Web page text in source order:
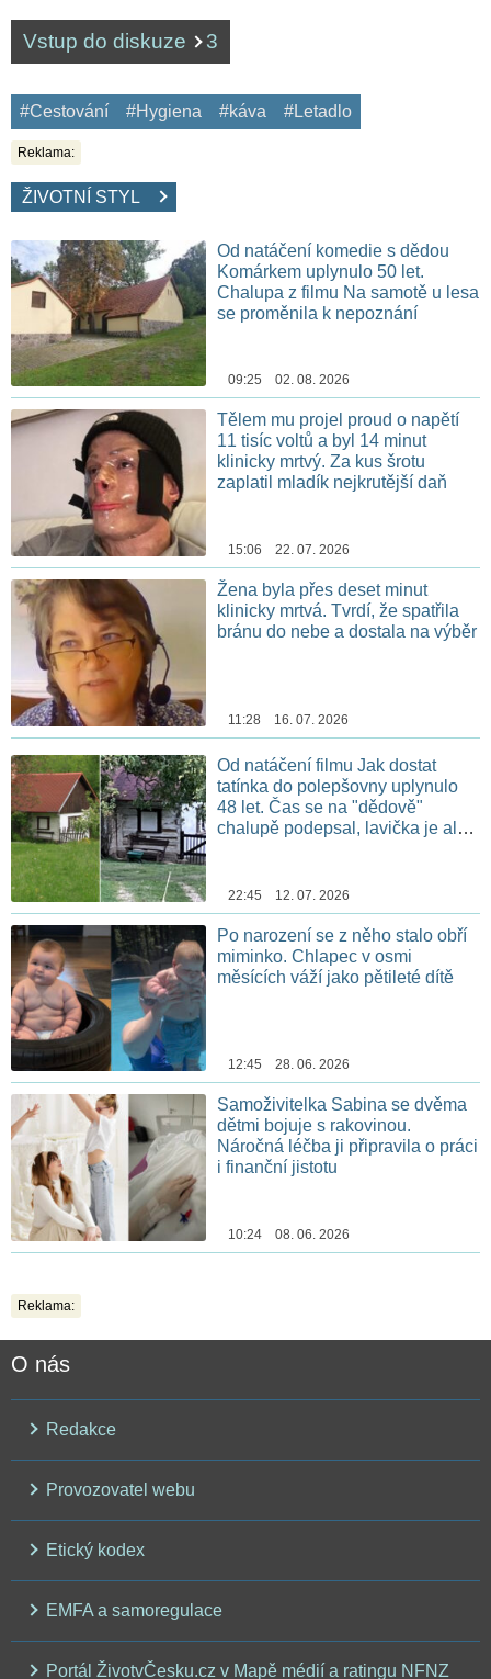
Vstup do diskuze 3
#Cestování #Hygiena #káva #Letadlo
Reklama:
ŽIVOTNÍ STYL
Od natáčení komedie s dědou
Komárkem uplynulo 50 let.
Chalupa z filmu Na samotě u lesa
se proměnila k nepoznání
09:25 02. 08. 2026
Tělem mu projel proud o napětí
11 tisíc voltů a byl 14 minut
klinicky mrtvý. Za kus šrotu
zaplatil mladík nejkrutější daň
15:06 22. 07. 2026
Žena byla přes deset minut
klinicky mrtvá. Tvrdí, že spatřila
bránu do nebe a dostala na výběr
11:28 16. 07. 2026
Od natáčení filmu Jak dostat
tatínka do polepšovny uplynulo
48 let. Čas se na "dědově"
chalupě podepsal, lavička je ale
22:45 12. 07. 2026
Po narození se z něho stalo obří
miminko. Chlapec v osmi
měsících váží jako pětileté dítě
12:45 28. 06. 2026
Samoživitelka Sabina se dvěma
dětmi bojuje s rakovinou.
Náročná léčba ji připravila o práci
i finanční jistotu
10:24 08. 06. 2026
Reklama:
O nás
Redakce
Provozovatel webu
Etický kodex
EMFA a samoregulace
Portál ŽivotvČesku.cz v Mapě médií a ratingu NFNZ